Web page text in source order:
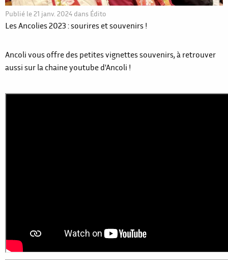
Publié le21 janv. 2024 dans Édito
Les Ancolies 2023 : sourires et souvenirs !
Ancoli vous offre des petites vignettes souvenirs, à retrouver
aussi sur la chaine youtube d'Ancoli !